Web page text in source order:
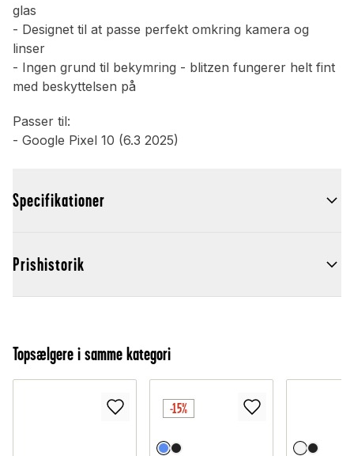
glas
- Designet til at passe perfekt omkring kamera og
linser
- Ingen grund til bekymring - blitzen fungerer helt fint
med beskyttelsen på
Passer til:
- Google Pixel 10 (6.3 2025)
Specifikationer
Prishistorik
Topsælgere i samme kategori
-15%